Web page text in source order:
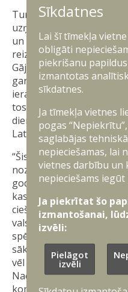
Turpinājumā – kopīga
uzņemšana no putna
un došanās Tēva dienas
reizi rīko Vecāku
Gājiens noslēgsies
garumā notiks Tēva
ierasts, gaidāmas
tostarp – būs iespēja
dienesta ikdienu un
Latvijas karoga.
“Šis ir svinīgs un svarīgs
nozīmīgi, ka tas notiek
godināti tēvi un stipras
kas iekļautas ikgadējā
ciešo saikni starp ģimeni,
valstij – jo bērniem un
spēcīgs piemērs, ka
sākas ģimenē. Šāda
vēl īpašākus,” gaidāmā
Nacionālo bruņoto
komandiere pulkvede
Sīkdatnes
Lai šī tīmekļa
obligāti
piekrišanu
izmantotas
sīkdatnes.
Ja tīmekļa vietnes
pogas
saglabājas
nepieciešamas, lai
vietnes darbību un
nepieciešams
Ja piekrītat šo
izmantošanai,
izvēli:
Pielāgot
izvēli